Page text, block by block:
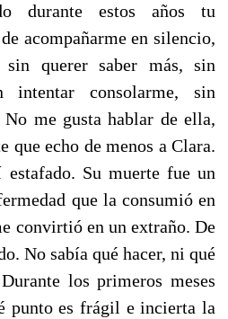
durante estos años tu
acompañarme en silencio,
sin querer saber más, sin
intentar consolarme, sin
me gusta hablar de ella,
que echo de menos a Clara.
Su muerte fue un
que la consumió en
convirtió en un extraño. De
No sabía qué hacer, ni qué
los primeros meses
punto es frágil e incierta la